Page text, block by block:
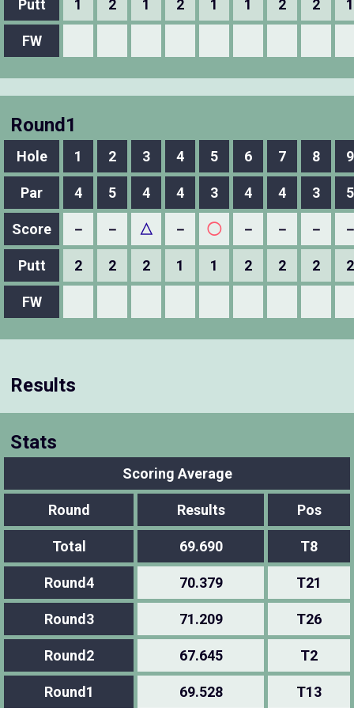
Putt 1 2 1 2 1 1 2 2 1
FW
Round1
Hole 1 2 3 4 5 6 7 8 9
Par 4 5 4 4 3 4 4 3 5
Score － － △ － ◯ － － －
Putt 2 2 2 1 1 2 2 2 2
FW
Results
Stats
Scoring Average
Round Results Pos
Total 69.690 T8
Round4 70.379 T21
Round3 71.209 T26
Round2 67.645 T2
Round1 69.528 T13